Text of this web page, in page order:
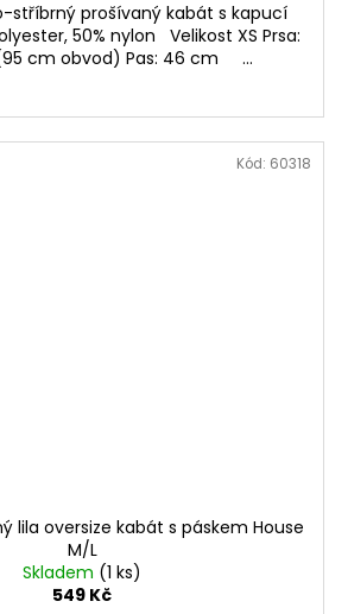
stříbrný prošívaný kabát s kapucí
50% nylon Velikost XS Prsa:
cm obvod) Pas: 46 cm ...
lila oversize kabát s páskem House
M/L
Skladem (1 ks)
549 Kč
Kód: 60318